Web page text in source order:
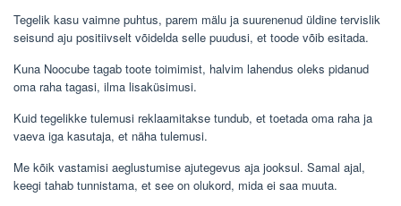
Tegelik kasu vaimne puhtus, parem mälu ja suurenenud üldine tervislik
seisund aju positiivselt võidelda selle puudusi, et toode võib esitada.
Kuna Noocube tagab toote toimimist, halvim lahendus oleks pidanud
oma raha tagasi, ilma lisaküsimusi.
Kuid tegelikke tulemusi reklaamitakse tundub, et toetada oma raha ja
vaeva iga kasutaja, et näha tulemusi.
Me kõik vastamisi aeglustumise ajutegevus aja jooksul. Samal ajal,
keegi tahab tunnistama, et see on olukord, mida ei saa muuta.